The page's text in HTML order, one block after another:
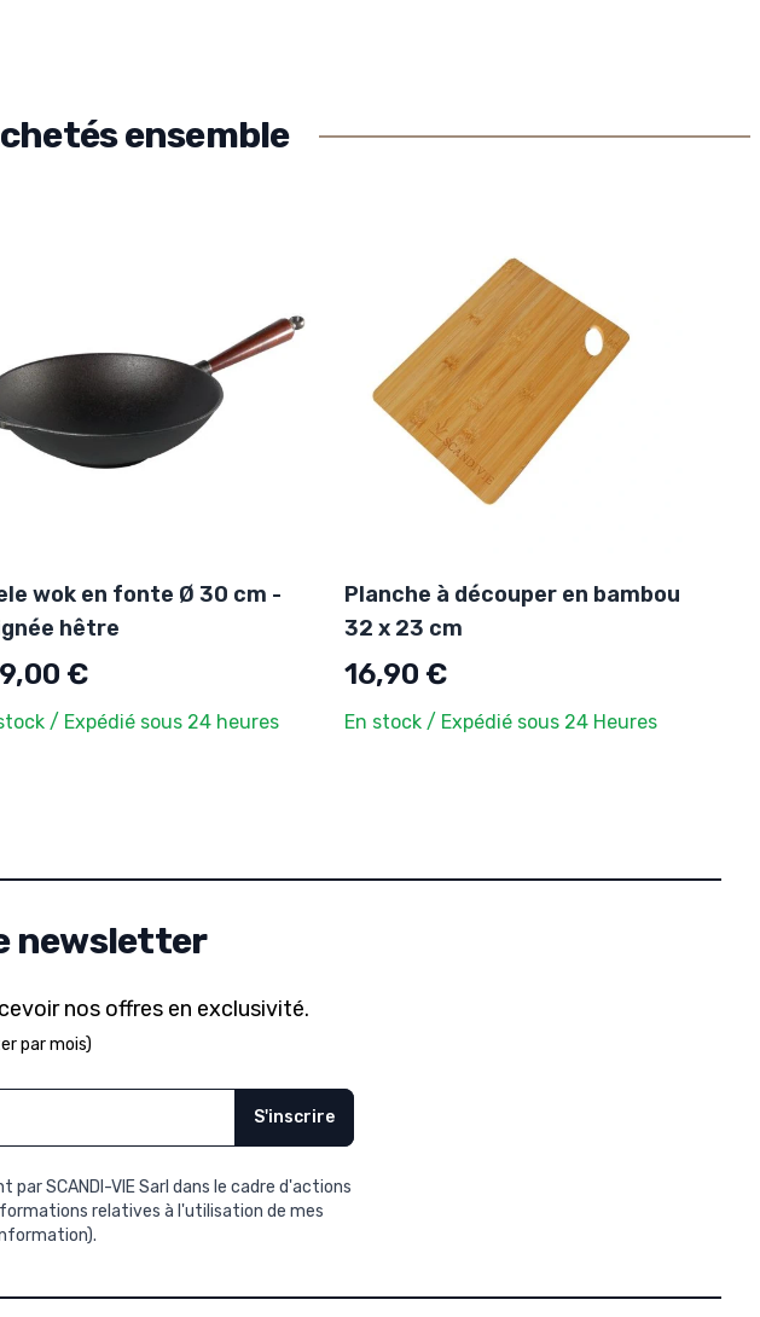
ensemble
wok en fonte Ø 30 cm -
hêtre
€
/ Expédié sous 24 heures
Planche à découper en bambou
32 x 23 cm
16,90 €
En stock / Expédié sous 24 Heures
newsletter
nos offres en exclusivité.
par mois)
S'inscrire
SCANDI-VIE Sarl dans le cadre d'actions
relatives à l'utilisation de mes
).